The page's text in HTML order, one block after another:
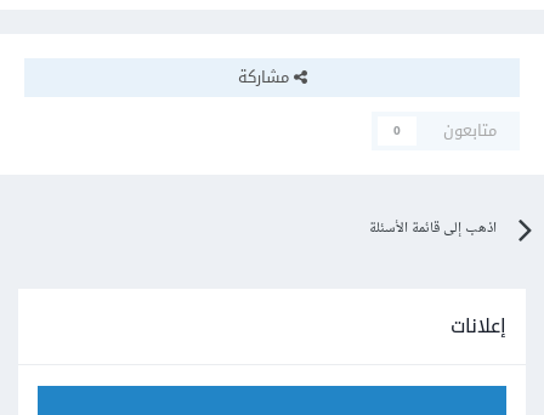
مشاركة
متابعون
0
اذهب إلى قائمة الأسئلة
إعلانات